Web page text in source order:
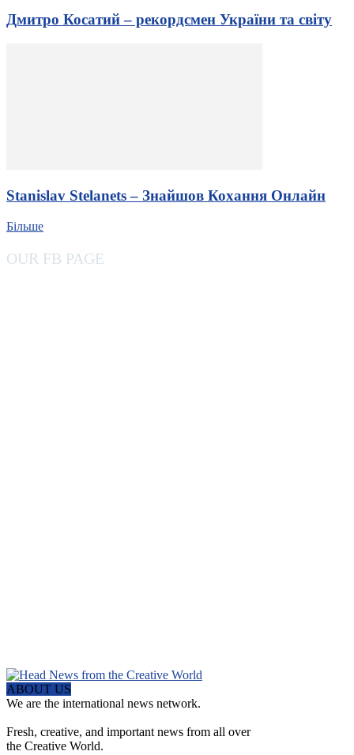
Дмитро Косатий – рекордсмен України та світу
Stanislav Stelanets – Знайшов Кохання Онлайн
Більше
OUR FB PAGE
ABOUT US
We are the international news network.
Fresh, creative, and important news from all over
the Creative World.